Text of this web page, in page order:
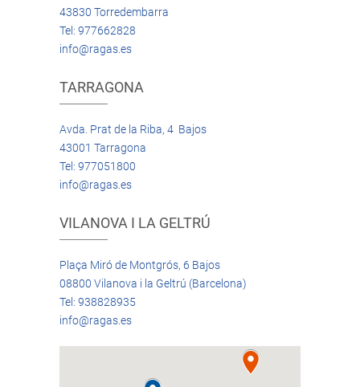
43830 Torredembarra
Tel: 977662828
info@ragas.es
TARRAGONA
Avda. Prat de la Riba, 4 Bajos
43001 Tarragona
Tel: 977051800
info@ragas.es
VILANOVA I LA GELTRÚ
Plaça Miró de Montgrós, 6 Bajos
08800 Vilanova i la Geltrú (Barcelona)
Tel: 938828935
info@ragas.es